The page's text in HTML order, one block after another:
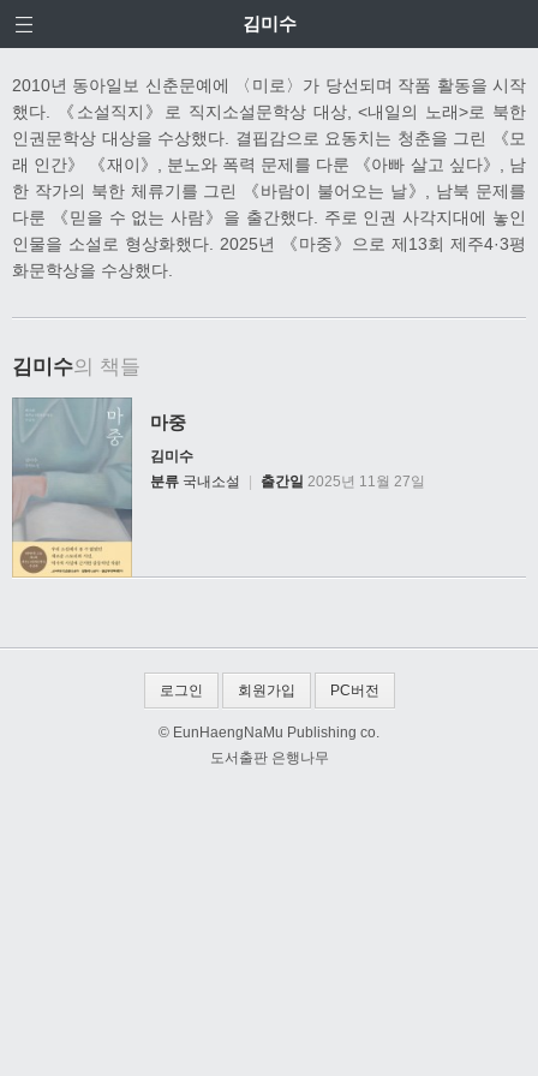
김미수
2010년 동아일보 신춘문예에 〈미로〉가 당선되며 작품 활동을 시작
했다. 《소설직지》로 직지소설문학상 대상, <내일의 노래>로 북한
인권문학상 대상을 수상했다. 결핍감으로 요동치는 청춘을 그린 《모
래 인간》 《재이》, 분노와 폭력 문제를 다룬 《아빠 살고 싶다》, 남
한 작가의 북한 체류기를 그린 《바람이 불어오는 날》, 남북 문제를
다룬 《믿을 수 없는 사람》을 출간했다. 주로 인권 사각지대에 놓인
인물을 소설로 형상화했다. 2025년 《마중》으로 제13회 제주4·3평
화문학상을 수상했다.
김미수의 책들
마중
김미수
분류 국내소설 출간일 2025년 11월 27일
로그인 회원가입 PC버전
© EunHaengNaMu Publishing co.
도서출판 은행나무